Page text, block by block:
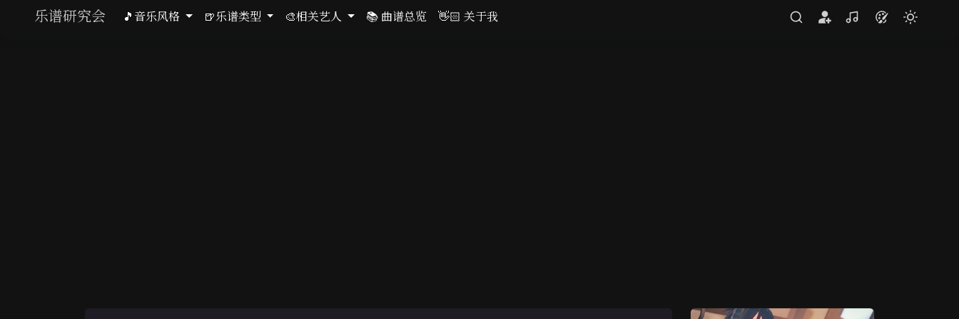
乐谱研究会 🎵音乐风格 🍺乐谱类型 🎨相关艺人 📚 曲谱总览 👋🏻 关于我